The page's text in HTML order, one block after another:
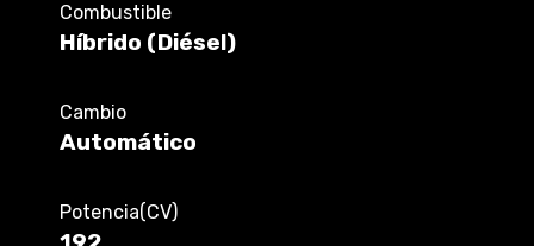
Combustible
Híbrido (Diésel)
Cambio
Automático
Potencia(CV)